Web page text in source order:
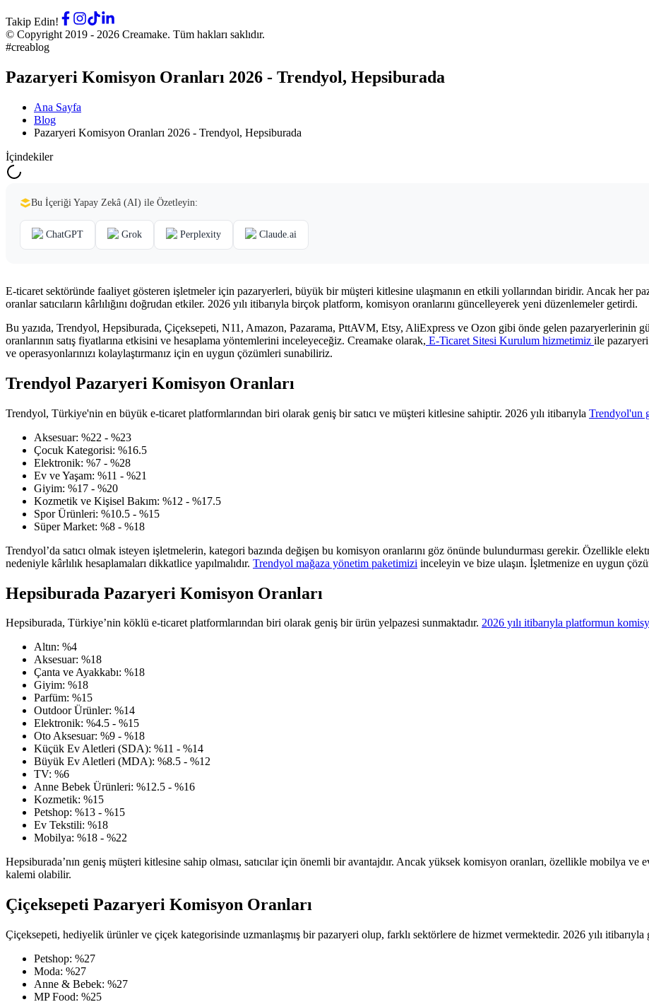
Takip Edin!
© Copyright 2019 - 2026 Creamake. Tüm hakları saklıdır.
#creablog
Pazaryeri Komisyon Oranları 2026 - Trendyol, Hepsiburada
Ana Sayfa
Blog
Pazaryeri Komisyon Oranları 2026 - Trendyol, Hepsiburada
İçindekiler
Bu İçeriği Yapay Zekâ (AI) ile Özetleyin:
ChatGPT Grok Perplexity Claude.ai
E-ticaret sektöründe faaliyet gösteren işletmeler için pazaryerleri, büyük bir müşteri kitlesine ulaşmanın en etkili yollarından biridir. Ancak her
oranlar satıcıların kârlılığını doğrudan etkiler. 2026 yılı itibarıyla birçok platform, komisyon oranlarını güncelleyerek yeni düzenlemeler getirdi.
Bu yazıda, Trendyol, Hepsiburada, Çiçeksepeti, N11, Amazon, Pazarama, PttAVM, Etsy, AliExpress ve Ozon gibi önde gelen pazaryerlerinin
oranlarının satış fiyatlarına etkisini ve hesaplama yöntemlerini inceleyeceğiz. Creamake olarak, E-Ticaret Sitesi Kurulum hizmetimiz ile pazaryeri
ve operasyonlarınızı kolaylaştırmanız için en uygun çözümleri sunabiliriz.
Trendyol Pazaryeri Komisyon Oranları
Trendyol, Türkiye'nin en büyük e-ticaret platformlarından biri olarak geniş bir satıcı ve müşteri kitlesine sahiptir. 2026 yılı itibarıyla Trendyol'un
Aksesuar: %22 - %23
Çocuk Kategorisi: %16.5
Elektronik: %7 - %28
Ev ve Yaşam: %11 - %21
Giyim: %17 - %20
Kozmetik ve Kişisel Bakım: %12 - %17.5
Spor Ürünleri: %10.5 - %15
Süper Market: %8 - %18
Trendyol’da satıcı olmak isteyen işletmelerin, kategori bazında değişen bu komisyon oranlarını göz önünde bulundurması gerekir. Özellikle
nedeniyle kârlılık hesaplamaları dikkatlice yapılmalıdır. Trendyol mağaza yönetim paketimizi inceleyin ve bize ulaşın. İşletmenize en uygun
Hepsiburada Pazaryeri Komisyon Oranları
Hepsiburada, Türkiye’nin köklü e-ticaret platformlarından biri olarak geniş bir ürün yelpazesi sunmaktadır. 2026 yılı itibarıyla platformun
Altın: %4
Aksesuar: %18
Çanta ve Ayakkabı: %18
Giyim: %18
Parfüm: %15
Outdoor Ürünler: %14
Elektronik: %4.5 - %15
Oto Aksesuar: %9 - %18
Küçük Ev Aletleri (SDA): %11 - %14
Büyük Ev Aletleri (MDA): %8.5 - %12
TV: %6
Anne Bebek Ürünleri: %12.5 - %16
Kozmetik: %15
Petshop: %13 - %15
Ev Tekstili: %18
Mobilya: %18 - %22
Hepsiburada’nın geniş müşteri kitlesine sahip olması, satıcılar için önemli bir avantajdır. Ancak yüksek komisyon oranları, özellikle mobilya
kalemi olabilir.
Çiçeksepeti Pazaryeri Komisyon Oranları
Çiçeksepeti, hediyelik ürünler ve çiçek kategorisinde uzmanlaşmış bir pazaryeri olup, farklı sektörlere de hizmet vermektedir. 2026 yılı
Petshop: %27
Moda: %27
Anne & Bebek: %27
MP Food: %25